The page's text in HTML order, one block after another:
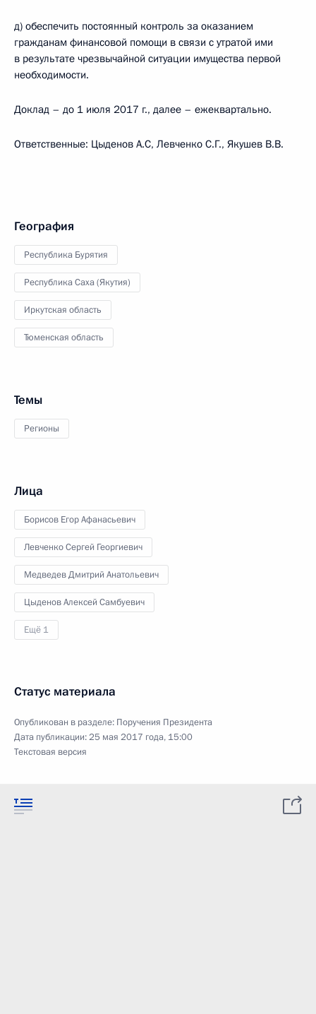
д) обеспечить постоянный контроль за оказанием
гражданам финансовой помощи в связи с утратой ими
в результате чрезвычайной ситуации имущества первой
необходимости.
Доклад – до 1 июля 2017 г., далее – ежеквартально.
Ответственные: Цыденов А.С, Левченко С.Г., Якушев В.В.
География
Республика Бурятия
Республика Саха (Якутия)
Иркутская область
Тюменская область
Темы
Регионы
Лица
Борисов Егор Афанасьевич
Левченко Сергей Георгиевич
Медведев Дмитрий Анатольевич
Цыденов Алексей Самбуевич
Ещё 1
Статус материала
Опубликован в разделе: Поручения Президента
Дата публикации:25 мая 2017 года, 15:00
Текстовая версия